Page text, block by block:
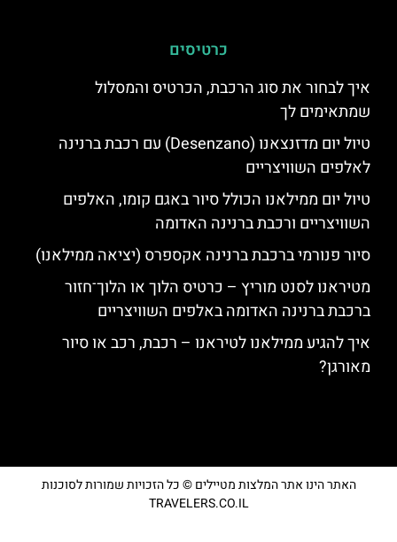
כרטיסים
איך לבחור את סוג הרכבת, הכרטיס והמסלול
שמתאימים לך
טיול יום מדזנצאנו (Desenzano) עם רכבת ברנינה
לאלפים השוויצריים
טיול יום ממילאנו הכולל סיור באגם קומו, האלפים
השוויצריים ורכבת ברנינה האדומה
סיור פנורמי ברכבת ברנינה אקספרס (יציאה ממילאנו)
מטיראנו לסנט מוריץ – כרטיס הלוך או הלוך־חזור
ברכבת ברנינה האדומה באלפים השוויצריים
איך להגיע ממילאנו לטיראנו – רכבת, רכב או סיור
מאורגן?
האתר הינו אתר המלצות מטיילים © כל הזכויות שמורות לסוכנות
TRAVELERS.CO.IL